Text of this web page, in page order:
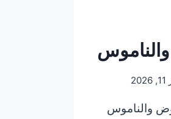
والناموس